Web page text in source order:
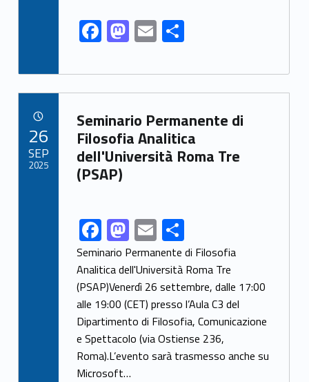
F
ac
e
b
o
o
k
M
as
to
d
o
n
E
m
ai
l
S
ar
e
Link identifier archive #link-archive-68204
Seminario Permanente di
Filosofia Analitica
dell'Università Roma Tre
(PSAP)
Link identifier share facebook archive #share-link-archive-77839F
ac
e
b
o
o
k
M
as
to
d
o
n
E
m
ai
l
S
h
ar
e
Seminario Permanente di Filosofia
Analitica dell'Università Roma Tre
(PSAP)Venerdì 26 settembre, dalle 17:00
alle 19:00 (CET) presso l’Aula C3 del
Dipartimento di Filosofia, Comunicazione
e Spettacolo (via Ostiense 236,
Roma).L’evento sarà trasmesso anche su
Microsoft…
26
SEP
2025